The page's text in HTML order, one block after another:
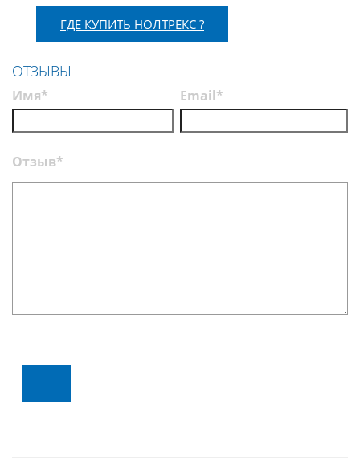
ГДЕ КУПИТЬ НОЛТРЕКС ?
ОТЗЫВЫ
Имя* Email*
Отзыв*